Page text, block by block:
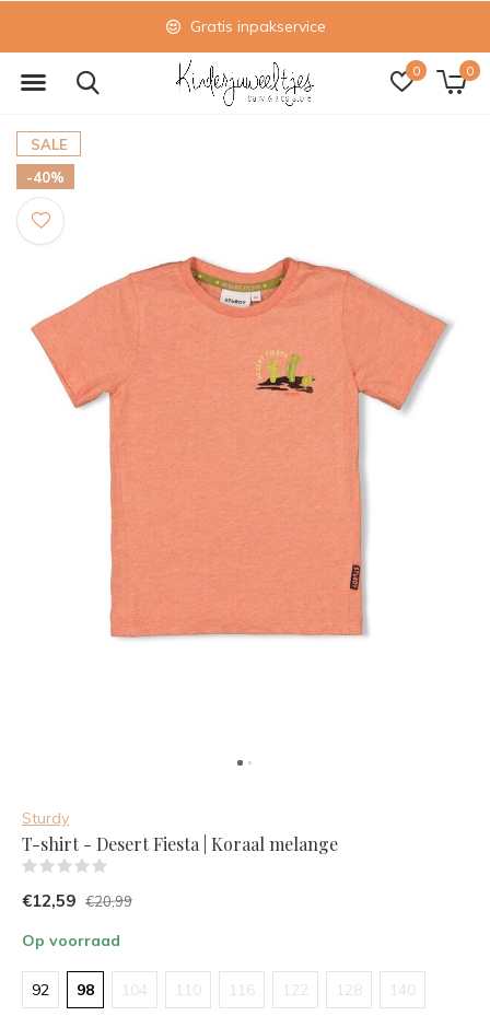
0 0
Gratis inpakservice
SALE
-40%
Sturdy
T-shirt - Desert Fiesta | Koraal melange
€12,59 €20,99
Op voorraad
92 98 104 110 116 122 128 140